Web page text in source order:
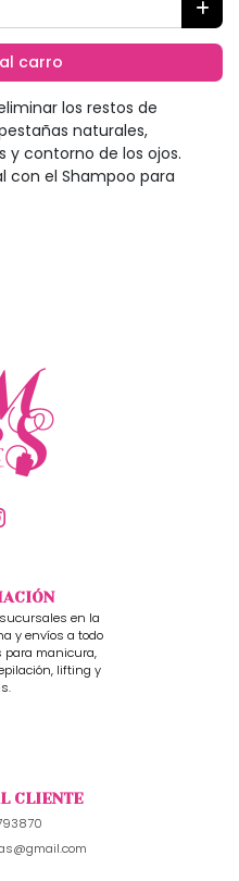
carro
los restos de
naturales,
y contorno de los ojos.
con el Shampoo para
en la
y envíos a todo
para manicura,
lifting y
CLIENTE